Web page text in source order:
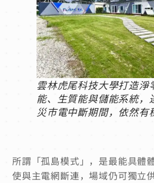
雲林虎尾科技大學打造
能、生質能與儲能系統
災市電中斷期間，依然有
所謂「孤島模式」，是最能具體
使與主電網斷連，場域仍可獨立